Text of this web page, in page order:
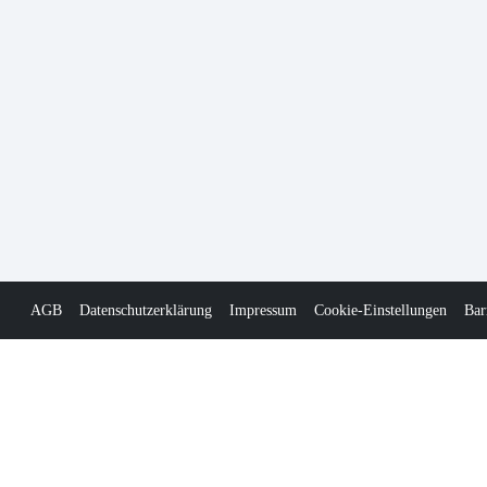
AGB Datenschutzerklärung Impressum Cookie-Einstellungen